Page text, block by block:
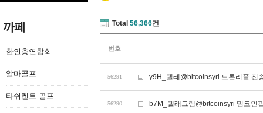
까페
한인총연합회
알마골프
타쉬켄트 골프
Total 56,366건
번호
56291 y9H_텔레@bitcoinsyri 트론리플 전
56290 b7M_텔래그램@bitcoinsyri 밈코인